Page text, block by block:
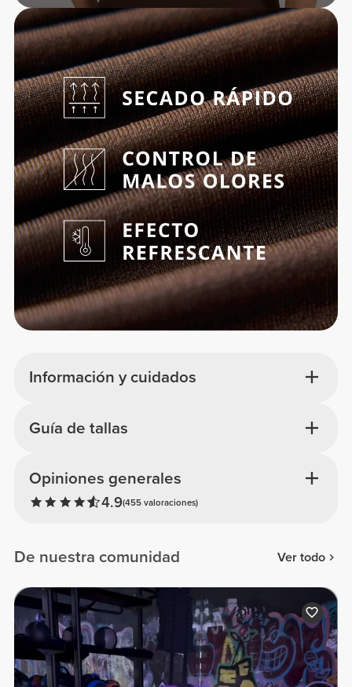
Información y cuidados
Opiniones generales
4.9(455 valoraciones)
Guía de tallas
De nuestra comunidad Ver todo